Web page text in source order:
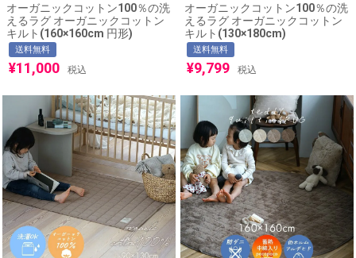
オーガニックコットン100％の洗
えるラグ オーガニックコットン
キルト(160×160cm 円形)
送料無料
¥11,000 税込
オーガニックコットン100％の洗
えるラグ オーガニックコットン
キルト(130×180cm)
送料無料
¥9,799 税込